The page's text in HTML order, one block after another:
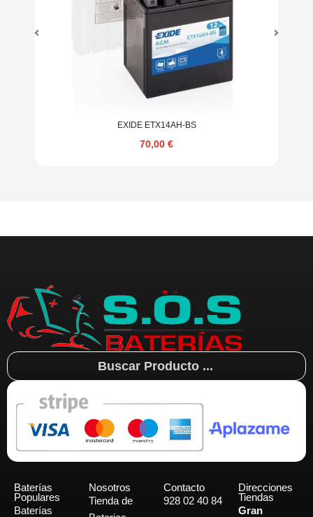
EXIDE ETX14AH-BS
70,00 €
Search
...
Baterías
Populares
Baterías
Nosotros
Tienda de
Contacto
928 02 40 84
Direcciones
Tiendas
Gran